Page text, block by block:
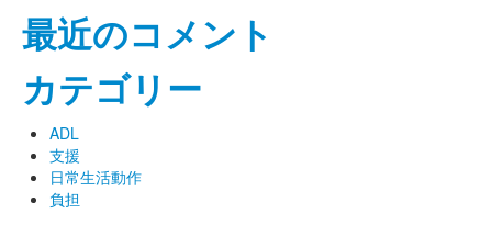
最近のコメント
カテゴリー
ADL
支援
日常生活動作
負担